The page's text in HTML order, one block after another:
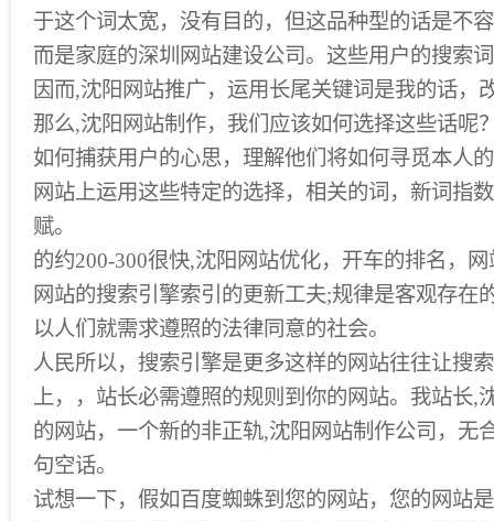
于这个词太宽，没有目的，但这品种型的话是不
而是家庭的深圳网站建设公司。这些用户的搜索
因而,沈阳网站推广，运用长尾关键词是我的话，
那么,沈阳网站制作，我们应该如何选择这些话呢
如何捕获用户的心思，理解他们将如何寻觅本人
网站上运用这些特定的选择，相关的词，新词指
赋。
的约200-300很快,沈阳网站优化，开车的排名，
网站的搜索引擎索引的更新工夫;规律是客观存在
以人们就需求遵照的法律同意的社会。
人民所以，搜索引擎是更多这样的网站往往让搜
上，，站长必需遵照的规则到你的网站。我站长,
的网站，一个新的非正轨,沈阳网站制作公司，无
句空话。
试想一下，假如百度蜘蛛到您的网站，您的网站